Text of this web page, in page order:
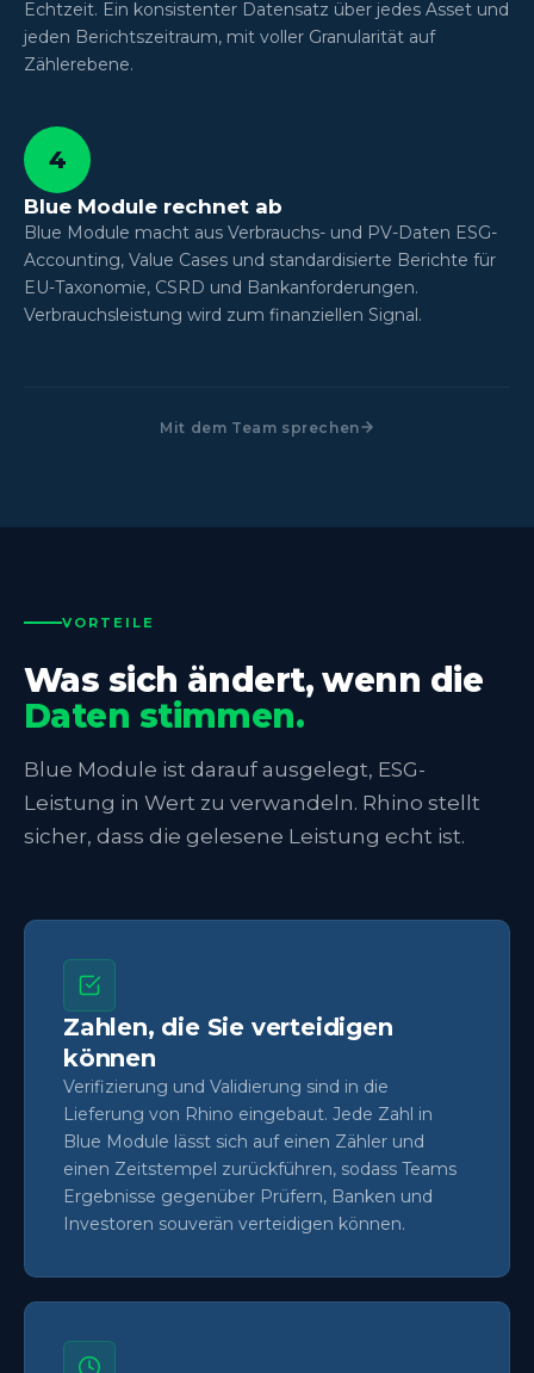
Echtzeit. Ein konsistenter Datensatz über jedes Asset und
jeden Berichtszeitraum, mit voller Granularität auf
Zählerebene.
4
Blue Module rechnet ab
Blue Module macht aus Verbrauchs- und PV-Daten ESG-
Accounting, Value Cases und standardisierte Berichte für
EU-Taxonomie, CSRD und Bankanforderungen.
Verbrauchsleistung wird zum finanziellen Signal.
Mit dem Team sprechen
VORTEILE
Was sich ändert, wenn die
Daten stimmen.
Blue Module ist darauf ausgelegt, ESG-
Leistung in Wert zu verwandeln. Rhino stellt
sicher, dass die gelesene Leistung echt ist.
Zahlen, die Sie verteidigen
können
Verifizierung und Validierung sind in die
Lieferung von Rhino eingebaut. Jede Zahl in
Blue Module lässt sich auf einen Zähler und
einen Zeitstempel zurückführen, sodass Teams
Ergebnisse gegenüber Prüfern, Banken und
Investoren souverän verteidigen können.